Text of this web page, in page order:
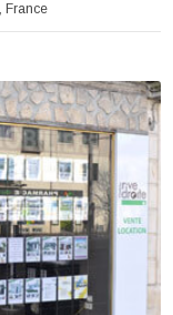
France